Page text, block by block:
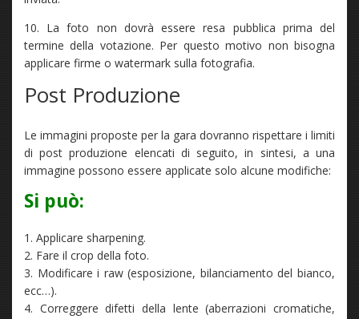
10. La foto non dovrà essere resa pubblica prima del
termine della votazione. Per questo motivo non bisogna
applicare firme o watermark sulla fotografia.
Post Produzione
Le immagini proposte per la gara dovranno rispettare i limiti
di post produzione elencati di seguito, in sintesi, a una
immagine possono essere applicate solo alcune modifiche:
Si può:
1. Applicare sharpening.
2. Fare il crop della foto.
3. Modificare i raw (esposizione, bilanciamento del bianco,
ecc…).
4. Correggere difetti della lente (aberrazioni cromatiche,